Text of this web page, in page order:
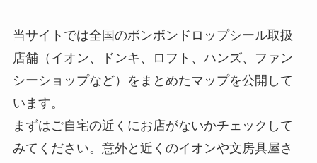
当サイトでは全国のボンボンドロップシール取扱
店舗（イオン、ドンキ、ロフト、ハンズ、ファン
シーショップなど）をまとめたマップを公開して
います。
まずはご自宅の近くにお店がないかチェックして
みてください。意外と近くのイオンや文房具屋さ